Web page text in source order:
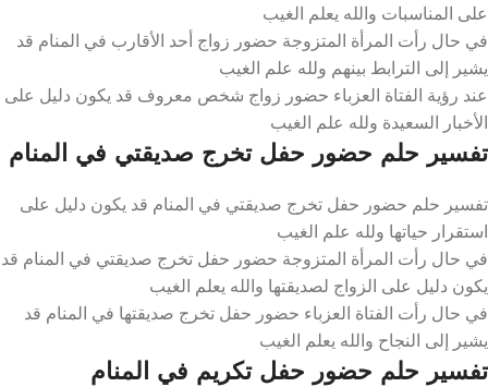
على المناسبات والله يعلم الغيب
في حال رأت المرأة المتزوجة حضور زواج أحد الأقارب في المنام قد
يشير إلى الترابط بينهم ولله علم الغيب
عند رؤية الفتاة العزباء حضور زواج شخص معروف قد يكون دليل على
الأخبار السعيدة ولله علم الغيب
تفسير حلم حضور حفل تخرج صديقتي في المنام
تفسير حلم حضور حفل تخرج صديقتي في المنام قد يكون دليل على
استقرار حياتها ولله علم الغيب
في حال رأت المرأة المتزوجة حضور حفل تخرج صديقتي في المنام قد
يكون دليل على الزواج لصديقتها والله يعلم الغيب
في حال رأت الفتاة العزباء حضور حفل تخرج صديقتها في المنام قد
يشير إلى النجاح والله يعلم الغيب
تفسير حلم حضور حفل تكريم في المنام